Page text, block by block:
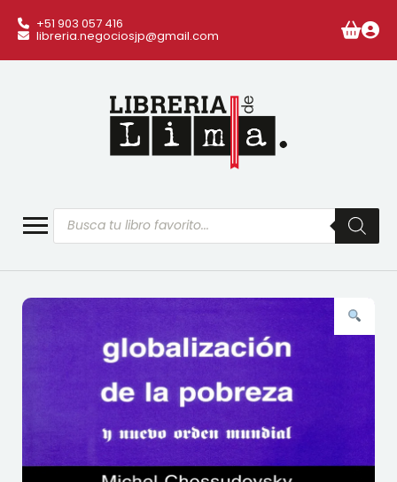
+51 903 057 416
libreria.negociosjp@gmail.com
Búsqueda
de
productos